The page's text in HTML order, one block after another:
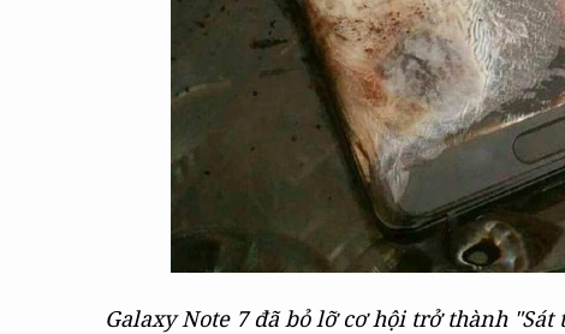
Galaxy Note 7 đã bỏ lỡ cơ hội trở thành